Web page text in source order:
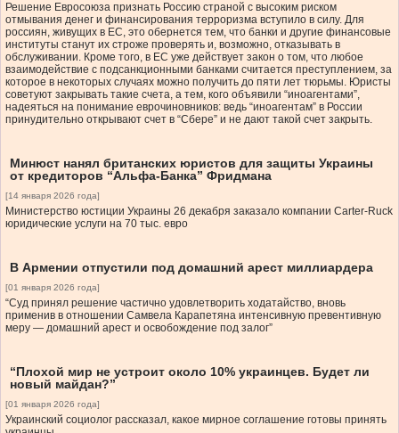
Решение Евросоюза признать Россию страной с высоким риском
отмывания денег и финансирования терроризма вступило в силу. Для
россиян, живущих в ЕС, это обернется тем, что банки и другие финансовые
институты станут их строже проверять и, возможно, отказывать в
обслуживании. Кроме того, в ЕС уже действует закон о том, что любое
взаимодействие с подсанкционными банками считается преступлением, за
которое в некоторых случаях можно получить до пяти лет тюрьмы. Юристы
советуют закрывать такие счета, а тем, кого объявили “иноагентами”,
надеяться на понимание еврочиновников: ведь “иноагентам” в России
принудительно открывают счет в “Сбере” и не дают такой счет закрыть.
Минюст нанял британских юристов для защиты Украины
от кредиторов “Альфа-Банка” Фридмана
[14 января 2026 года]
Министерство юстиции Украины 26 декабря заказало компании Carter-Ruck
юридические услуги на 70 тыс. евро
В Армении отпустили под домашний арест миллиардера
[01 января 2026 года]
“Суд принял решение частично удовлетворить ходатайство, вновь
применив в отношении Самвела Карапетяна интенсивную превентивную
меру — домашний арест и освобождение под залог”
“Плохой мир не устроит около 10% украинцев. Будет ли
новый майдан?”
[01 января 2026 года]
Украинский социолог рассказал, какое мирное соглашение готовы принять